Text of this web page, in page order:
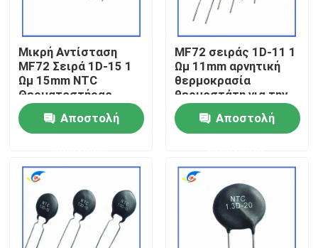
Έλεγχος ποιότητας
Επικοινωνήστε μαζί μας
Υποθέσεις
PTC θερμική αντίσταση
Μικρή Αντίσταση
MF72 Σειρά 1D-15 1
Ωμ 15mm NTC
Θερματοστήρας
Κατάλληλος για την
Εναλλαγή Δυναμικού
Αναπροσαρμοστή
Αποστολή
MF72 σειράς 1D-11 1
Ωμ 11mm αρνητική
θερμοκρασία
θερμοστάτη για την
εναλλαγή
τροφοδοτήσεων
Αποστολή